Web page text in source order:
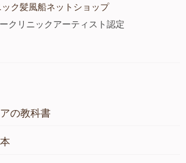
ク髪風船ネットショップ
クリニックアーティスト認定
の教科書